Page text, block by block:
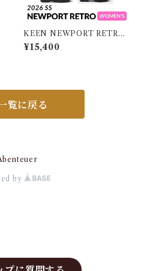
KEEN NEWPORT RETRO
WOMEN キーン ニューポー
ト レトロ ウィメンズ
¥15,400
覧に戻る
by